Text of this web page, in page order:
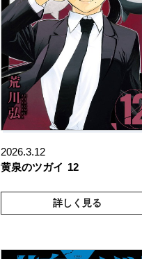
2026.3.12
黄泉のツガイ 12
詳しく見る